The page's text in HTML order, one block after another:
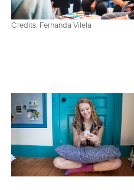
Credits: Fernanda Vilela